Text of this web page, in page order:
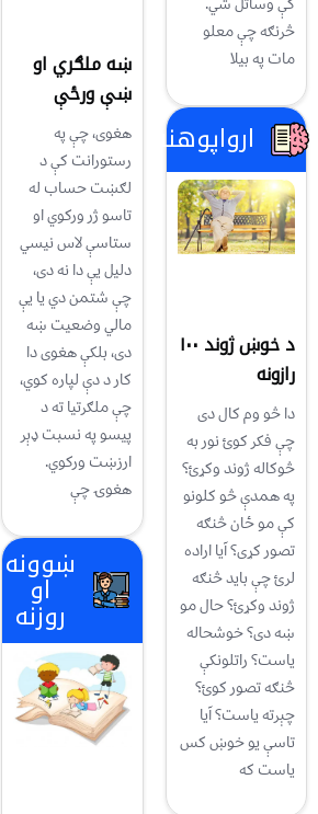
څرنګه چې معلو
مات په بيلا
ارواپوهنه
د خوښ ژوند ۱۰۰
رازونه
دا څو وم کال دی
چې فکر کوئ نور به
څوکاله ژوند وکړئ؟
په همدې څو کلونو
کې مو ځان څنګه
تصور کړی؟ آيا اراده
لرئ چې بايد څنګه
ژوند وکړئ؟ حال مو
ښه دی؟ خوشحاله
ياست؟ راتلونکې
څنګه تصور کوئ؟
چېرته ياست؟ آيا
تاسې يو خوښ کس
ياست که
ښه ملګري او
ښې ورځې
هغوی، چې په
رستورانت کې د
لګښت حساب له
تاسو ژر ورکوي او
ستاسې لاس نیسي
دلیل یې دا نه دی،
چې شتمن دي یا یې
مالي وضعیت ښه
دی، بلکې هغوی دا
کار د دې لپاره کوي،
چې ملګرتیا ته د
پیسو په نسبت ډېر
ارزښت ورکوي.
هغوۍ چې
ښوونه
او
روزنه